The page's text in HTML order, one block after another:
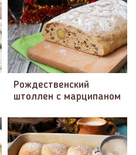
Рождественский
штоллен с марципаном